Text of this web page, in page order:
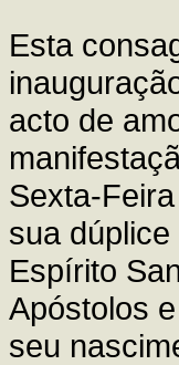
Esta
acto de
Sexta-
sua
Espírito
Apóstolos
seu